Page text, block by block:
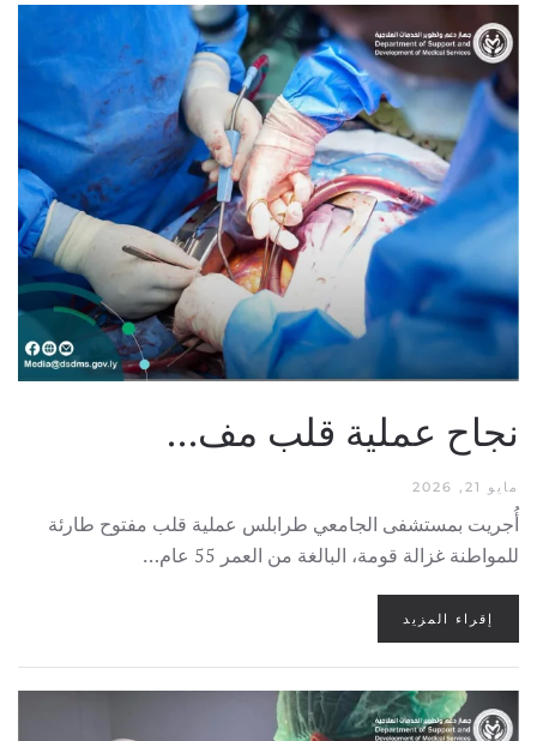
نجاح عملية قلب مف…
مايو 21, 2026
أُجريت بمستشفى الجامعي طرابلس عملية قلب مفتوح طارئة
للمواطنة غزالة قومة، البالغة من العمر 55 عام…
إقراء المزيد